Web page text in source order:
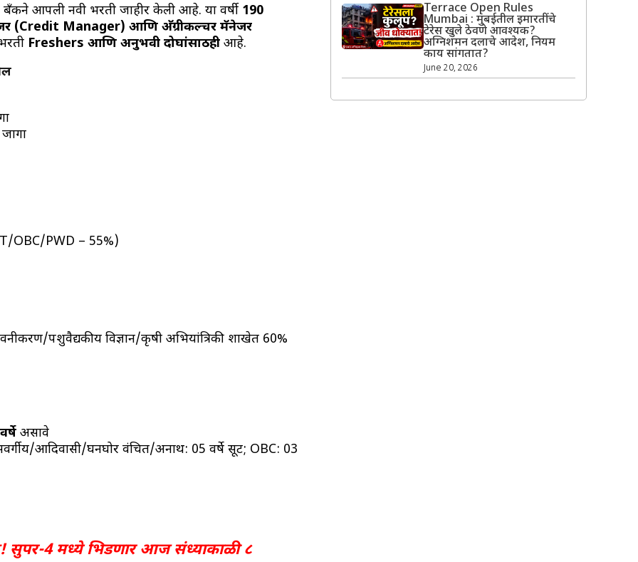
आपली नवी भरती जाहीर केली आहे. या वर्षी 190
(Credit Manager) आणि अ‍ॅग्रीकल्चर मॅनेजर
Freshers आणि अनुभवी दोघांसाठीही आहे.
OBC/PWD – 55%)
पशुवैद्यकीय विज्ञान/कृषी अभियांत्रिकी शाखेत 60%
असावे
आदिवासी/घनघोर वंचित/अनाथ: 05 वर्षे सूट; OBC: 03
सुपर-4 मध्ये भिडणार आज संध्याकाळी ८
Terrace Open Rules
Mumbai : मुंबईतील इमारतींचे
टेरेस खुले ठेवणे आवश्यक?
अग्निशमन दलाचे आदेश, नियम
काय सांगतात?
June 20, 2026